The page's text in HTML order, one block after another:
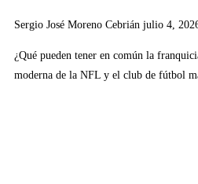
Sergio José Moreno Cebrián julio 4,
¿Qué pueden tener en común la
moderna de la NFL y el club de fútbol